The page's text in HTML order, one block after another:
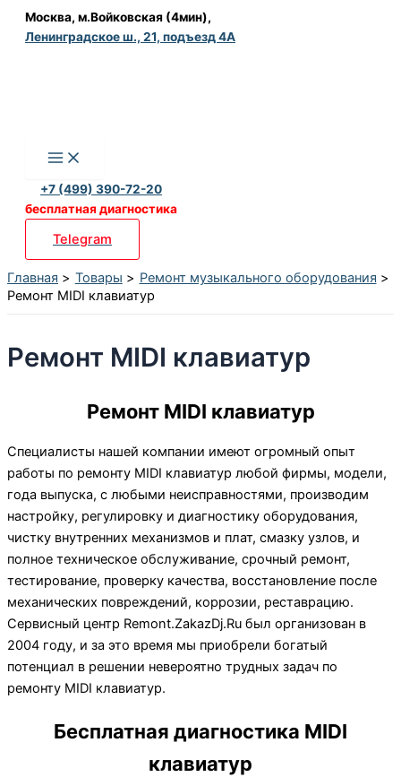
Перейти
Москва, м.Войковская (4мин),
Ленинградское ш., 21, подъезд 4А
+7 (499) 390-72-20
бесплатная диагностика
Telegram
Главная Товары
Ремонт музыкального оборудования
Ремонт MIDI клавиатур
Ремонт MIDI клавиатур
Ремонт MIDI клавиатур
Специалисты нашей компании имеют огромный опыт
работы по ремонту MIDI клавиатур любой фирмы, модели,
года выпуска, с любыми неисправностями, производим
настройку, регулировку и диагностику оборудования,
чистку внутренних механизмов и плат, смазку узлов, и
полное техническое обслуживание, срочный ремонт,
тестирование, проверку качества, восстановление после
механических повреждений, коррозии, реставрацию.
Сервисный центр Remont.ZakazDj.Ru был организован в
2004 году, и за это время мы приобрели богатый
потенциал в решении невероятно трудных задач по
ремонту MIDI клавиатур.
Бесплатная диагностика MIDI
клавиатур